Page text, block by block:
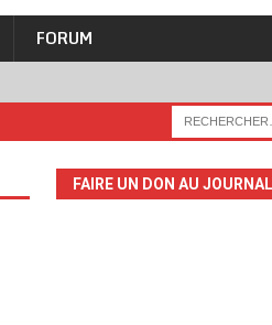
FORUM
FAIRE UN DON AU JOURNAL